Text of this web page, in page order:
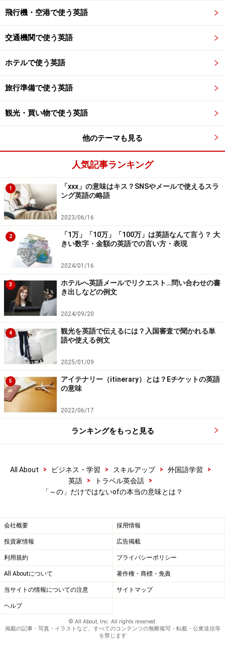
飛行機・空港で使う英語
交通機関で使う英語
ホテルで使う英語
旅行準備で使う英語
観光・買い物で使う英語
他のテーマも見る
人気記事ランキング
1
「xxx」の意味はキス？SNSやメールで使えるスラ
ング英語の略語
2023/06/16
2
「1万」「10万」「100万」は英語なんて言う？ 大
きい数字・金額の英語での言い方・表現
2024/01/16
3
ホテルへ英語メールでリクエスト…問い合わせの書
き出しなどの例文
2024/09/20
4
観光を英語で伝えるには？入国審査で聞かれる単
語や使える例文
2025/01/09
5
アイテナリー（itinerary）とは？Eチケットの英語
の意味
2022/06/17
ランキングをもっと見る
All About > ビジネス・学習 > スキルアップ > 外国語学習
>
英語
> トラベル英会話
>
「～の」だけではないofの本当の意味とは？
会社概要 採用情報
投資家情報 広告掲載
利用規約 プライバシーポリシー
All Aboutについて 著作権・商標・免責
当サイトの情報についての注意 サイトマップ
ヘルプ
© All About, Inc. All rights reserved.
掲載の記事・写真・イラストなど、すべてのコンテンツの無断複写・転載・公衆送信等
を禁じます